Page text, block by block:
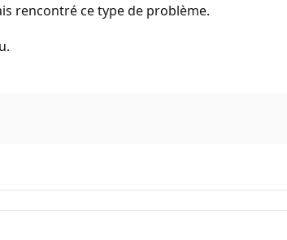
rencontré ce type de problème.